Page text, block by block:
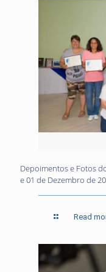
Depoimentos e Fotos
e 01 de Dezembro de
Read